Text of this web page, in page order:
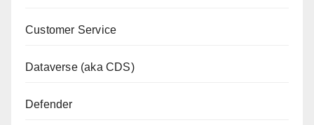
Customer Service
Dataverse (aka CDS)
Defender